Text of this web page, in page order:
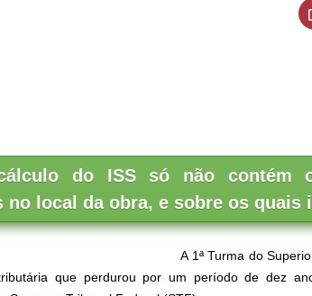
do ISS só não contém
no local da obra, e sobre os quais
A 1ª Turma do
que perdurou por um período de dez